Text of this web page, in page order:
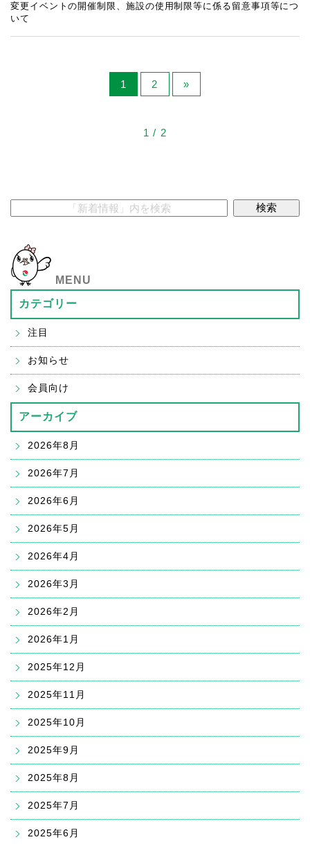
変更イベントの開催制限、施設の使用制限等に係る留意事項等につ
いて
1 / 2
1 2 »
MENU
カテゴリー
注目
お知らせ
会員向け
アーカイブ
2026年8月
2026年7月
2026年6月
2026年5月
2026年4月
2026年3月
2026年2月
2026年1月
2025年12月
2025年11月
2025年10月
2025年9月
2025年8月
2025年7月
2025年6月